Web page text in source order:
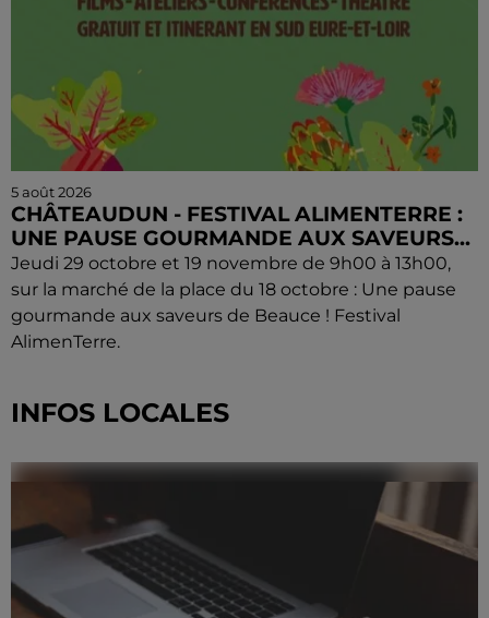
5 août 2026
CHÂTEAUDUN - FESTIVAL ALIMENTERRE :
UNE PAUSE GOURMANDE AUX SAVEURS...
Jeudi 29 octobre et 19 novembre de 9h00 à 13h00,
sur la marché de la place du 18 octobre : Une pause
gourmande aux saveurs de Beauce ! Festival
AlimenTerre.
INFOS LOCALES